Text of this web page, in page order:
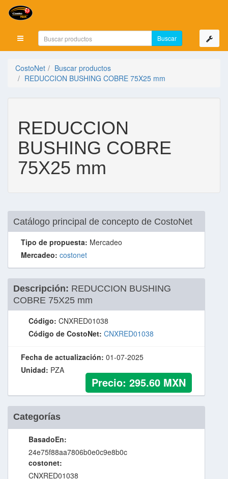
Mostrar menú
CostoNet
Buscar productos
REDUCCION BUSHING COBRE 75X25 mm
REDUCCION
BUSHING COBRE
75X25 mm
Catálogo principal de concepto de CostoNet
Tipo de propuesta: Mercadeo
Mercadeo: costonet
Descripción: REDUCCION BUSHING
COBRE 75X25 mm
Código: CNXRED01038
Código de CostoNet: CNXRED01038
Fecha de actualización: 01-07-2025
Unidad: PZA
Precio: 295.60 MXN
Categorías
BasadoEn:
24e75f88aa7806b0e0c9e8b0c
costonet:
CNXRED01038